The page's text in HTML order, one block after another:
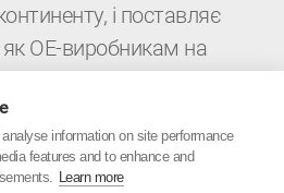
і поставляє
як ОЕ-виробникам на
післпродажного
Це поєднання
європейським підходом.
information on site performance
features and to enhance and
Learn more